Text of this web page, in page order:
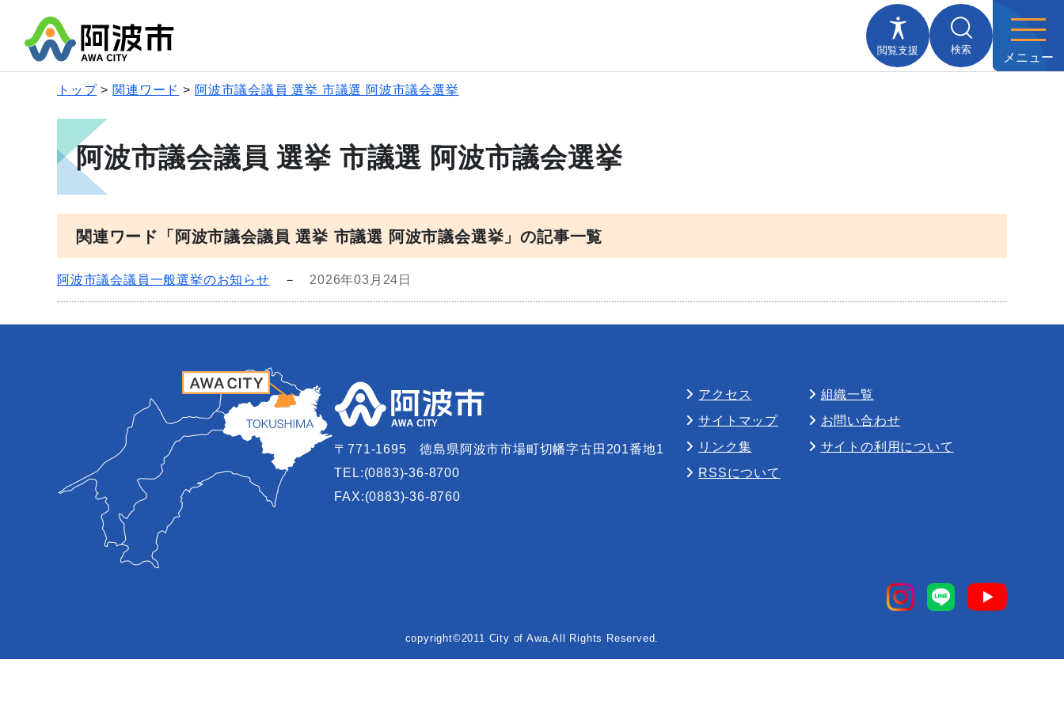
閲覧支援 検索
メニュー
トップ 関連ワード 阿波市議会議員 選挙 市議選 阿波市議会選挙
阿波市議会議員 選挙 市議選 阿波市議会選挙
関連ワード「阿波市議会議員 選挙 市議選 阿波市議会選挙」の記事一覧
阿波市議会議員一般選挙のお知らせ － 2026年03月24日
〒771-1695
徳島県阿波市市場町切幡字古田201番地1
TEL:(0883)-36-8700
FAX:(0883)-36-8760
アクセス
組織一覧
サイトマップ
お問い合わせ
リンク集
サイトの利用について
RSSについて
copyright©2011 City of Awa,All Rights Reserved.